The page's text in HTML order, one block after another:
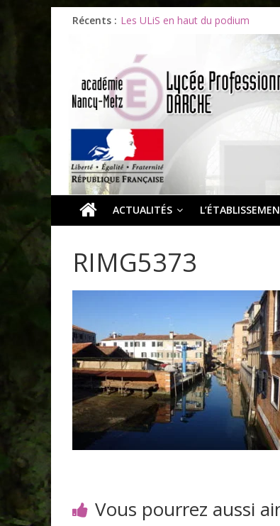
Récents : Les ULiS en haut du podium
Océane et la promotion du
Bonnes vacances à tous !
Infos rentrée septembre 2026
Soirée d’adieux au Lycée Darche
ACTUALITÉS
RIMG5373
Vous pourrez aussi